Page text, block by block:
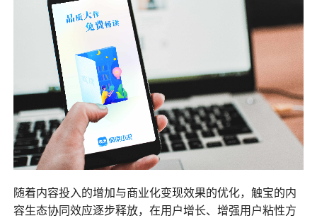
随着内容投入的增加与商业化变现效果的优化，触宝的内
容生态协同效应逐步释放，在用户增长、增强用户粘性方